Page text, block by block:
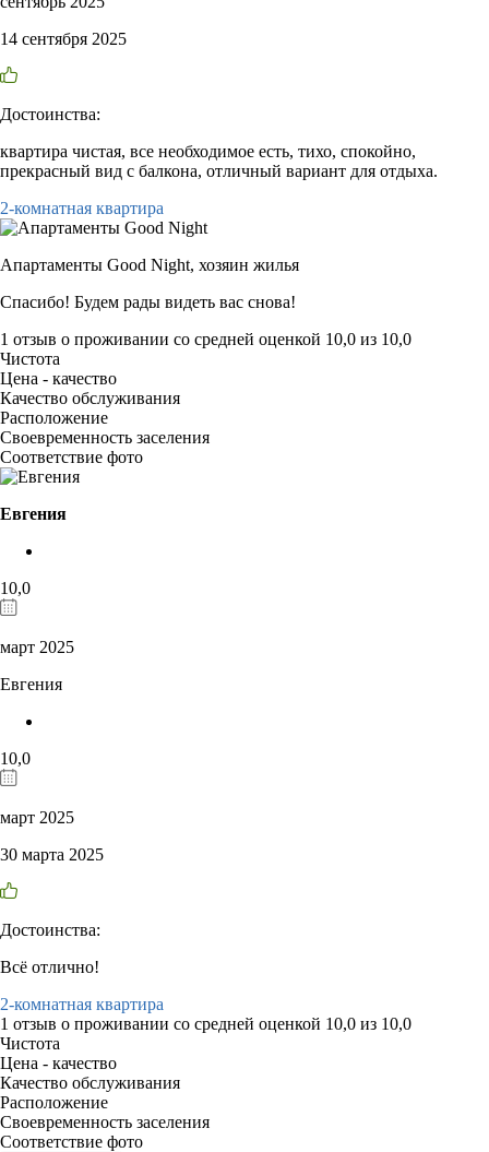
14 сентября 2025
Достоинства:
квартира чистая, все необходимое есть, тихо, спокойно,
прекрасный вид с балкона, отличный вариант для отдыха.
2-комнатная квартира
Апартаменты Good Night, хозяин жилья
Спасибо! Будем рады видеть вас снова!
1 отзыв о проживании со средней оценкой 10,0 из 10,0
Чистота
Цена - качество
Качество обслуживания
Расположение
Своевременность заселения
Соответствие фото
Евгения
10,0
март 2025
Евгения
10,0
март 2025
30 марта 2025
Достоинства:
Всё отлично!
2-комнатная квартира
1 отзыв о проживании со средней оценкой 10,0 из 10,0
Чистота
Цена - качество
Качество обслуживания
Расположение
Своевременность заселения
Соответствие фото